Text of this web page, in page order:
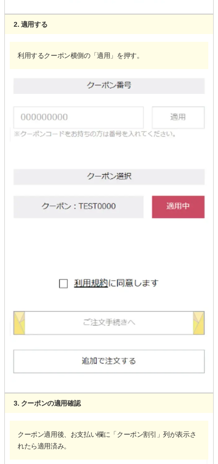
2. 適用する
利用するクーポン横側の「適用」を押す。
3. クーポンの適用確認
クーポン適用後、お支払い欄に「クーポン割引」列が表示さ
れたら適用済み。